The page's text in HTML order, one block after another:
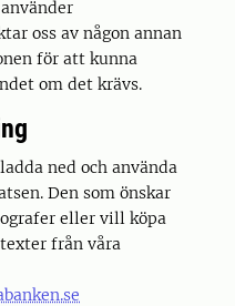
oss av någon annan
för att kunna
om det krävs.
ned och använda
Den som önskar
eller vill köpa
från våra